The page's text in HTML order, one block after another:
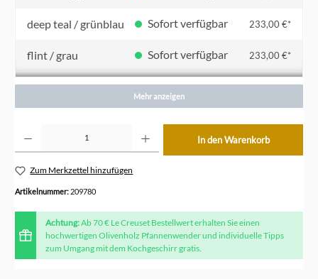
deep teal / grünblau Sofort verfügbar 233,00 €*
flint / grau Sofort verfügbar 233,00 €*
kirschrot Sofort verfügbar 233,00 €*
nectar / gelb Sofort verfügbar
Mehr anzeigen
In den Warenkorb
Zum Merkzettel hinzufügen
Artikelnummer: 209780
Achtung:Ab 70 € Le Creuset Bestellwert erhalten Sie einen
hochwertigen Olivenholz Pfannenwender und individuelle Tipps
zum Umgang mit dem Kochgeschirr gratis.